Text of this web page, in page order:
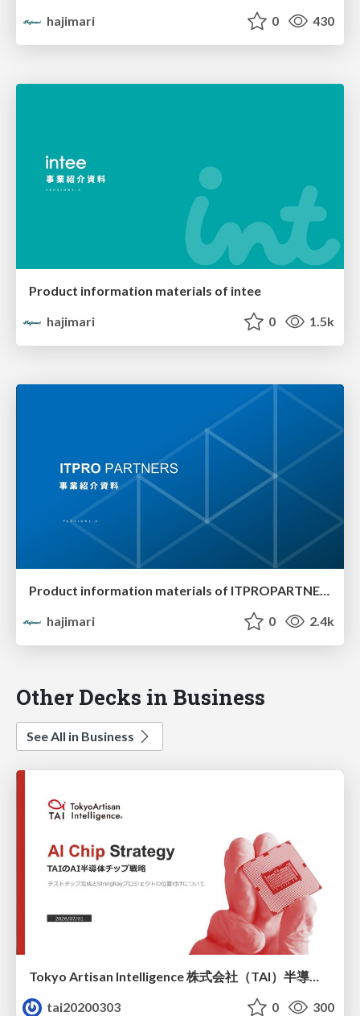
hajimari 0 430
Product information materials of intee
hajimari
0 1.5k
Product information materials of ITPROPARTNERS
hajimari
0 2.4k
Other Decks in Business
See All in Business
Tokyo Artisan Intelligence 株式会社（TAI）半導体戦略_最新版
tai20200303
0 300